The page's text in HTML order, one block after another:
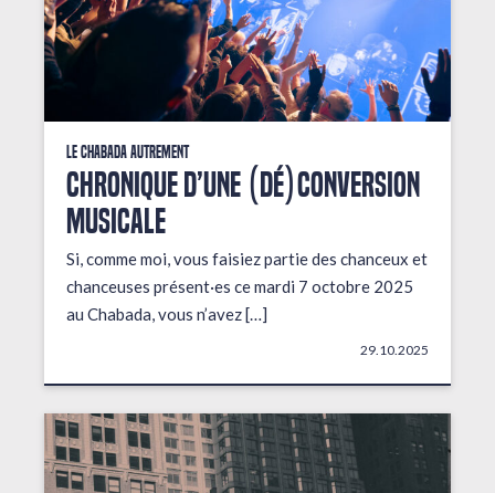
Le Chabada autrement
Chronique d’une (dé)conversion
musicale
Si, comme moi, vous faisiez partie des chanceux et
chanceuses présent·es ce mardi 7 octobre 2025
au Chabada, vous n’avez […]
29.10.2025